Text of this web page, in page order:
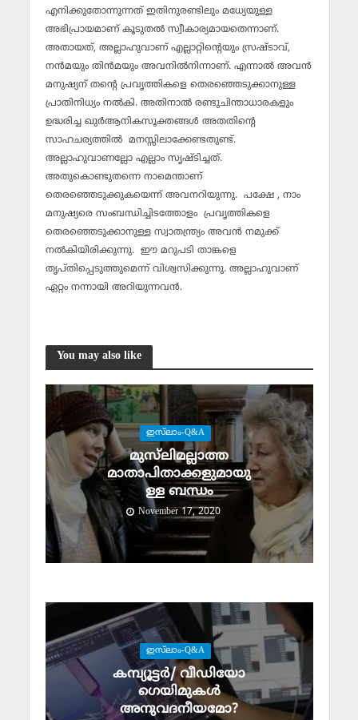
എനിക്കുതോന്നുന്നത് ഇതിനുരണ്ടിലും മധ്യേയുള്ള
അഭിപ്രായമാണ് കൂടുതല്‍ സ്വീകാര്യമായതെന്നാണ്.
അതായത്, അല്ലാഹുവാണ് എല്ലാറ്റിന്റെയും സ്രഷ്ടാവ്,
നന്‍മയും തിന്‍മയും അവനില്‍നിന്നാണ്. എന്നാല്‍ അവന്‍
മനുഷ്യന് തന്റെ പ്രവൃത്തികളെ തെരഞ്ഞെടുക്കാനുള്ള
പ്രാതിനിധ്യം നല്‍കി. അതിനാല്‍ രണ്ടുചിന്താധാരകളും
ഉദ്ധരിച്ച ഖുര്‍ആനികസൂക്തങ്ങള്‍ അതതിന്റെ
സാഹചര്യത്തില്‍ മനസ്സിലാക്കേണ്ടതുണ്ട്.
അല്ലാഹുവാണല്ലോ എല്ലാം സൃഷ്ടിച്ചത്.
അതുകൊണ്ടുതന്നെ നാമെന്താണ്
തെരഞ്ഞെടുക്കുകയെന്ന് അവനറിയുന്നു. പക്ഷേ , നാം
മനുഷ്യരെ സംബന്ധിച്ചിടത്തോളം പ്രവൃത്തികളെ
തെരഞ്ഞെടുക്കാനുള്ള സ്വാതന്ത്ര്യം അവന്‍ നമുക്ക്
നല്‍കിയിരിക്കുന്നു. ഈ മറുപടി താങ്കളെ
തൃപ്തിപ്പെടുത്തുമെന്ന് വിശ്വസിക്കുന്നു. അല്ലാഹുവാണ്
ഏറ്റം നന്നായി അറിയുന്നവന്‍.
You may also like
ഇസ്‌ലാം-Q&A
മുസ്‌ലിമല്ലാത്ത
മാതാപിതാക്കളുമായു
ള്ള ബന്ധം
November 17, 2020
ഇസ്‌ലാം-Q&A
കമ്പ്യൂട്ടര്‍/ വീഡിയോ
ഗെയിമുകള്‍
അനുവദനീയമോ?